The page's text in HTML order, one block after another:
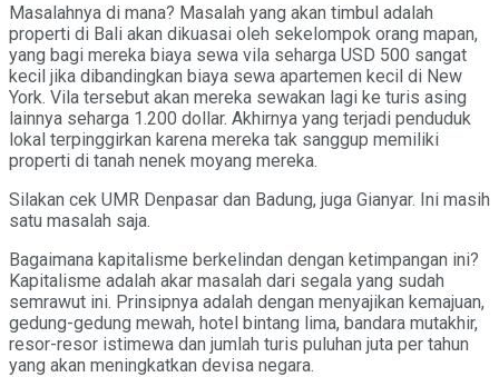
Masalahnya di mana? Masalah yang akan timbul adalah
properti di Bali akan dikuasai oleh sekelompok orang mapan,
yang bagi mereka biaya sewa vila seharga USD 500 sangat
kecil jika dibandingkan biaya sewa apartemen kecil di New
York. Vila tersebut akan mereka sewakan lagi ke turis asing
lainnya seharga 1.200 dollar. Akhirnya yang terjadi penduduk
lokal terpinggirkan karena mereka tak sanggup memiliki
properti di tanah nenek moyang mereka.
Silakan cek UMR Denpasar dan Badung, juga Gianyar. Ini masih
satu masalah saja.
Bagaimana kapitalisme berkelindan dengan ketimpangan ini?
Kapitalisme adalah akar masalah dari segala yang sudah
semrawut ini. Prinsipnya adalah dengan menyajikan kemajuan,
gedung-gedung mewah, hotel bintang lima, bandara mutakhir,
resor-resor istimewa dan jumlah turis puluhan juta per tahun
yang akan meningkatkan devisa negara.